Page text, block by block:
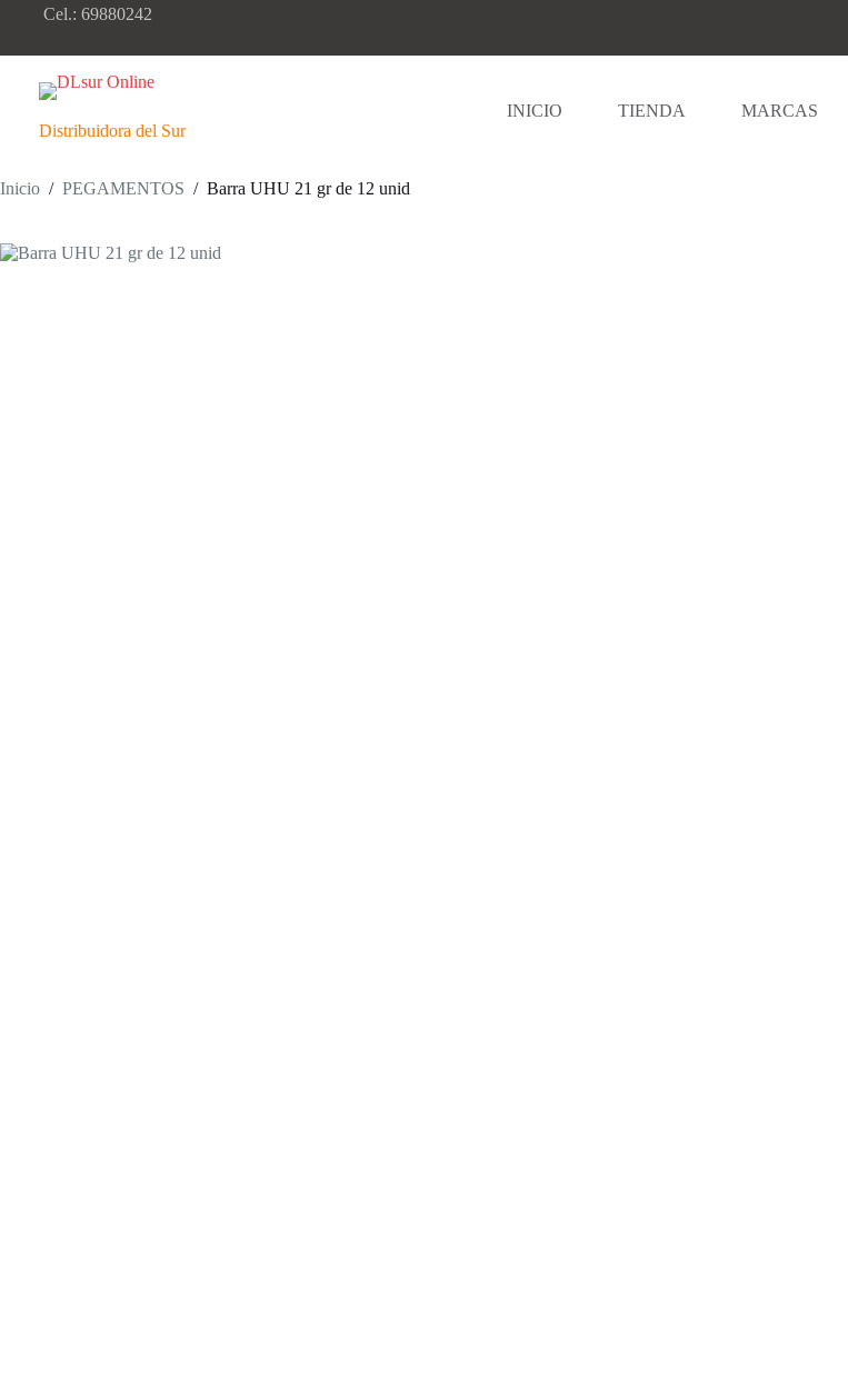
Cel.: 69880242
Distribuidora del Sur
INICIO TIENDA MARCAS
Inicio / PEGAMENTOS / Barra UHU 21 gr de 12 unid